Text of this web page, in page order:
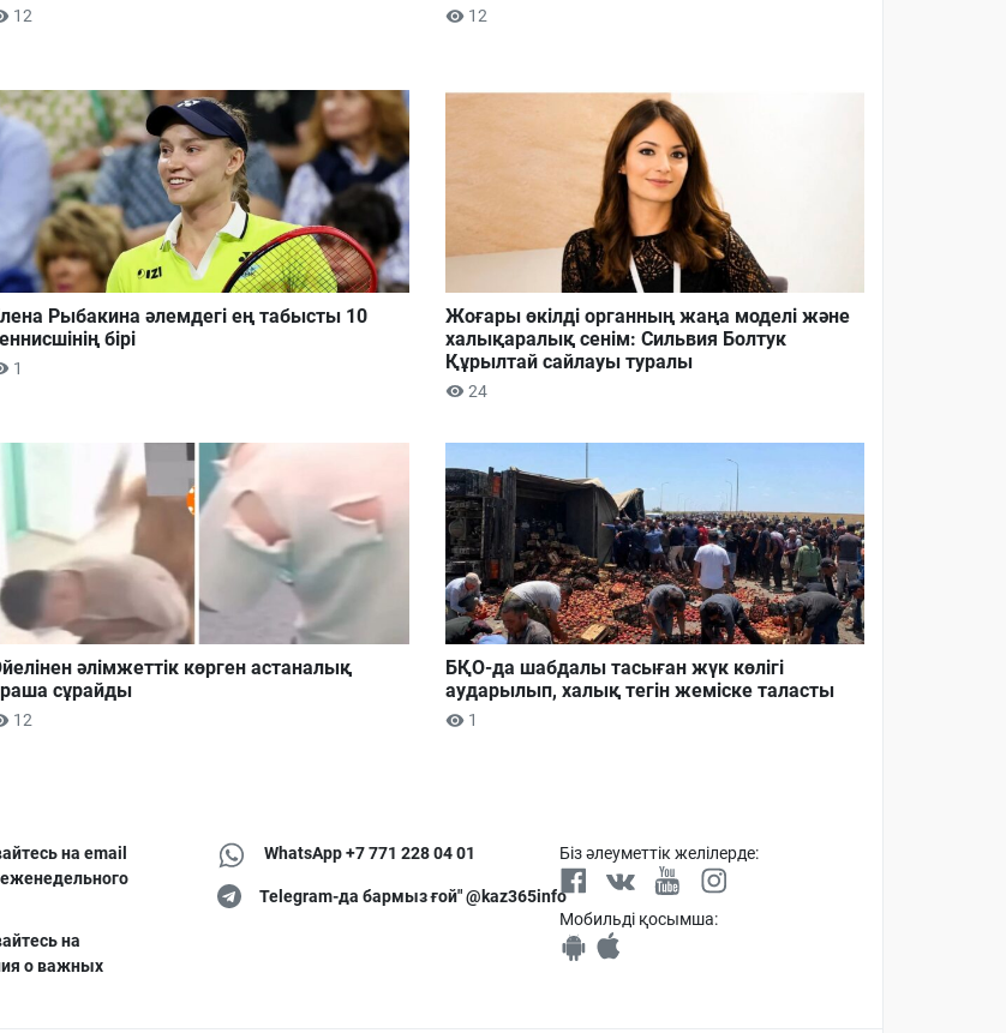
12 12
Рыбакина әлемдегі ең табысты 10
бірі
1
Жоғары өкілді органның жаңа моделі және
халықаралық сенім: Сильвия Болтук
Құрылтай сайлауы туралы
24
әлімжеттік көрген астаналық
сұрайды
12
БҚО-да шабдалы тасыған жүк көлігі
аударылып, халық тегін жеміске таласты
1
на email
на
о важных
WhatsApp +7 771 228 04 01
Telegram-да бармыз ғой" @kaz365info
Біз әлеуметтік желілерде:
Мобильді қосымша: